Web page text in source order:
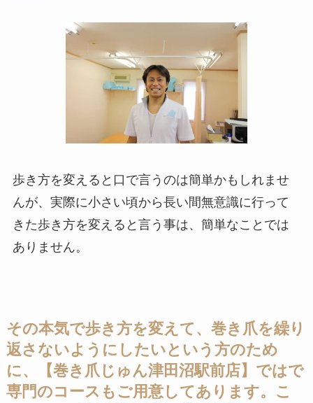
歩き方を変えると口で言うのは簡単かもしれませ
んが、実際に小さい頃から長い間無意識に行って
きた歩き方を変えると言う事は、簡単なことでは
ありません。
その本気で歩き方を変えて、巻き爪を繰り
返さないようにしたいという方のため
に、【巻き爪じゅん津田沼駅前店】ではで
専門のコースもご用意してあります。こ